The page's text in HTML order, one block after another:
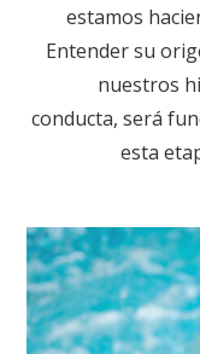
estamos
Entender su
nuestros
conducta, será
esta